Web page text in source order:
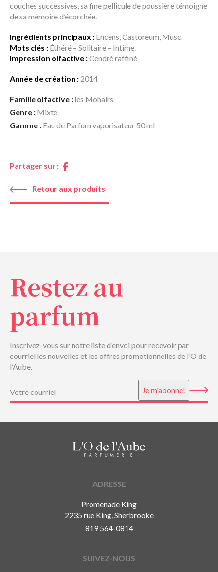
couches successives, sa fine pellicule de poussière témoigne
de sa mémoire d’écorchée.
Ingrédients principaux : Encens, Castoreum, Musc.
Mots clés : Éthéré – Solitaire – Intime.
Impression olfactive :Cendré raffiné
Année de création : 2014
Famille olfactive : les Mohairs
Genre : Mixte
Gamme : Eau de Parfum vaporisateur 50 ml
Partager sur :
Retour aux produits
Restez au
parfum
Inscrivez-vous sur notre liste d’envoi pour recevoir par
courriel les nouvelles et les offres promotionnelles de l’O de
l’Aube.
Je m'abonne!
ADRESSE
Promenade King
2235 rue King, Sherbrooke
819 564-0814
SUIVEZ-NOUS